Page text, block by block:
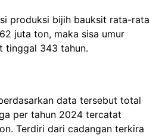
produksi bijih bauksit rata-rata
juta ton, maka sisa umur
tinggal 343 tahun.
data tersebut total
per tahun 2024 tercatat
Terdiri dari cadangan terkira